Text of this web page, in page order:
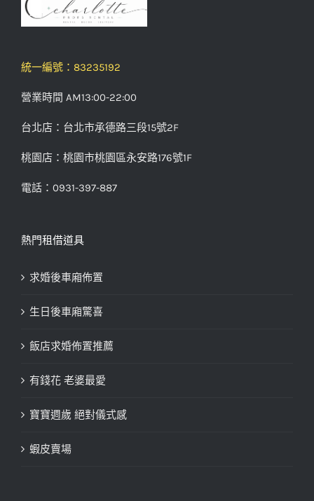
統一編號：83235192
營業時間 AM13:00-22:00
台北店：台北市承德路三段15號2F
桃園店：桃園市桃園區永安路176號1F
電話：0931-397-887
熱門租借道具
求婚後車廂佈置
生日後車廂驚喜
飯店求婚佈置推薦
有錢花 老婆最愛
寶寶週歲 絕對儀式感
蝦皮賣場